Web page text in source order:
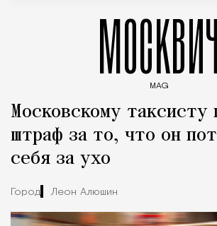
МОСКВИЧ
MAG
Московскому таксисту
штраф за то, что он
себя за ухо
Город Леон Алюшин